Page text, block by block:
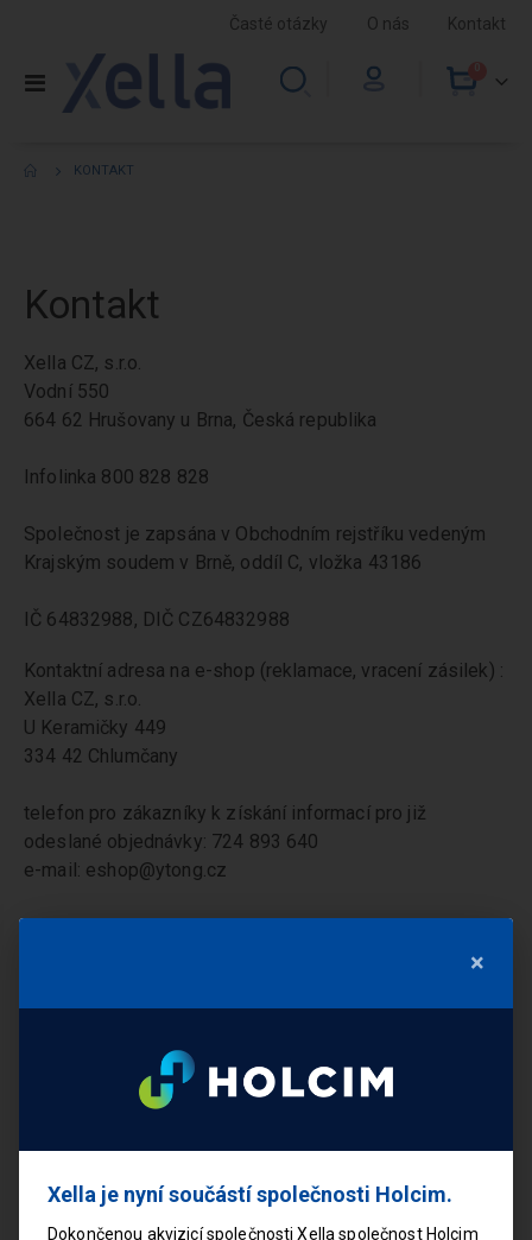
×
Xella je nyní součástí společnosti Holcim.
Dokončenou akvizicí společnosti Xella společnost Holcim
Časté otázky O nás Kontakt
Přepnout
navigaci
Cart
KONTAKT
Kontakt
Xella CZ, s.r.o.
Vodní 550
664 62 Hrušovany u Brna, Česká republika
Infolinka 800 828 828
Společnost je zapsána v Obchodním rejstříku vedeným
Krajským soudem v Brně, oddíl C, vložka 43186
IČ 64832988, DIČ CZ64832988
Kontaktní adresa na e-shop (reklamace, vracení zásilek) :
Xella CZ, s.r.o.
U Keramičky 449
334 42 Chlumčany
telefon pro zákazníky k získání informací pro již
odeslané objednávky: 724 893 640
e-mail: eshop@ytong.cz
+420 724 893 640
(7:00 - 15:00)